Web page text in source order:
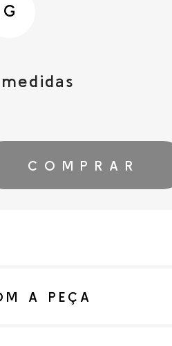
G
COMPRAR
A PEÇA